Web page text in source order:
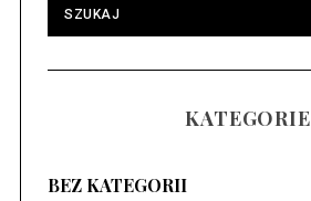
KATEGORIE
BEZ KATEGORII